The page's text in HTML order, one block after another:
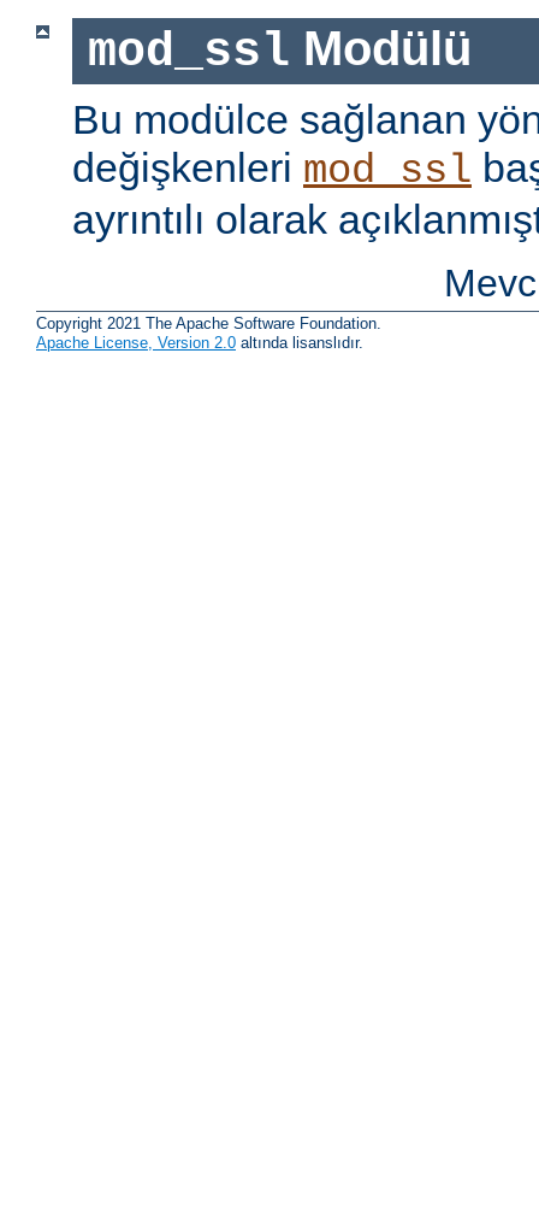
mod_ssl Modülü
Bu modülce sağlanan
değişkenleri mod_ssl
ayrıntılı olarak
Copyright 2021 The Apache Software Foundation.
Apache License, Version 2.0 altında lisanslıdır.